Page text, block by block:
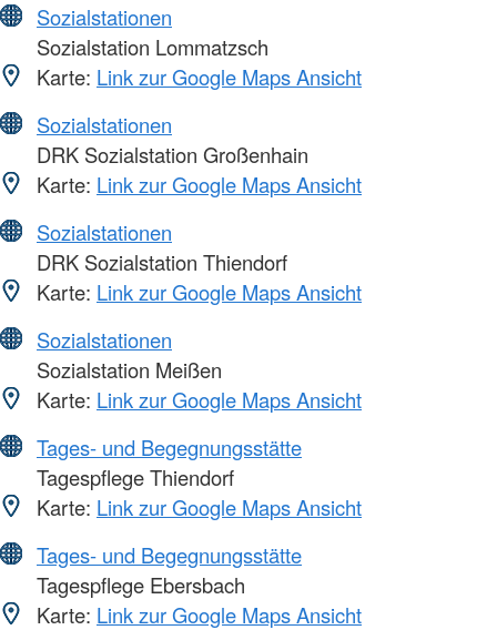
Sozialstationen
Sozialstation Lommatzsch
Karte: Link zur Google Maps Ansicht
Sozialstationen
DRK Sozialstation Großenhain
Karte: Link zur Google Maps Ansicht
Sozialstationen
DRK Sozialstation Thiendorf
Karte: Link zur Google Maps Ansicht
Sozialstationen
Sozialstation Meißen
Karte: Link zur Google Maps Ansicht
Tages- und Begegnungsstätte
Tagespflege Thiendorf
Karte: Link zur Google Maps Ansicht
Tages- und Begegnungsstätte
Tagespflege Ebersbach
Karte: Link zur Google Maps Ansicht